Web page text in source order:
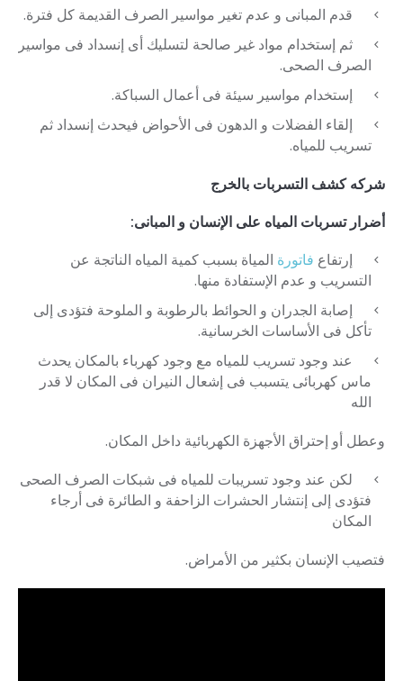
قدم المبانى و عدم تغير مواسير الصرف القديمة كل فترة.
ثم إستخدام مواد غير صالحة لتسليك أى إنسداد فى مواسير
الصرف الصحى.
إستخدام مواسير سيئة فى أعمال السباكة.
إلقاء الفضلات و الدهون فى الأحواض فيحدث إنسداد ثم
تسريب للمياه.
شركه كشف التسربات بالخرج
أضرار تسربات المياه على الإنسان و المبانى:
إرتفاع فاتورة المياة بسبب كمية المياه الناتجة عن
التسريب و عدم الإستفادة منها.
إصابة الجدران و الحوائط بالرطوبة و الملوحة فتؤدى إلى
تأكل فى الأساسات الخرسانية.
عند وجود تسريب للمياه مع وجود كهرباء بالمكان يحدث
ماس كهربائى يتسبب فى إشعال النيران فى المكان لا قدر
الله
وعطل أو إحتراق الأجهزة الكهربائية داخل المكان.
لكن عند وجود تسريبات للمياه فى شبكات الصرف الصحى
فتؤدى إلى إنتشار الحشرات الزاحفة و الطائرة فى أرجاء
المكان
فتصيب الإنسان بكثير من الأمراض.